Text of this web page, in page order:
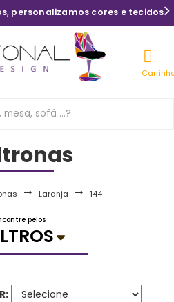
personalizamos cores e tecidos
Laranja 144
pelos